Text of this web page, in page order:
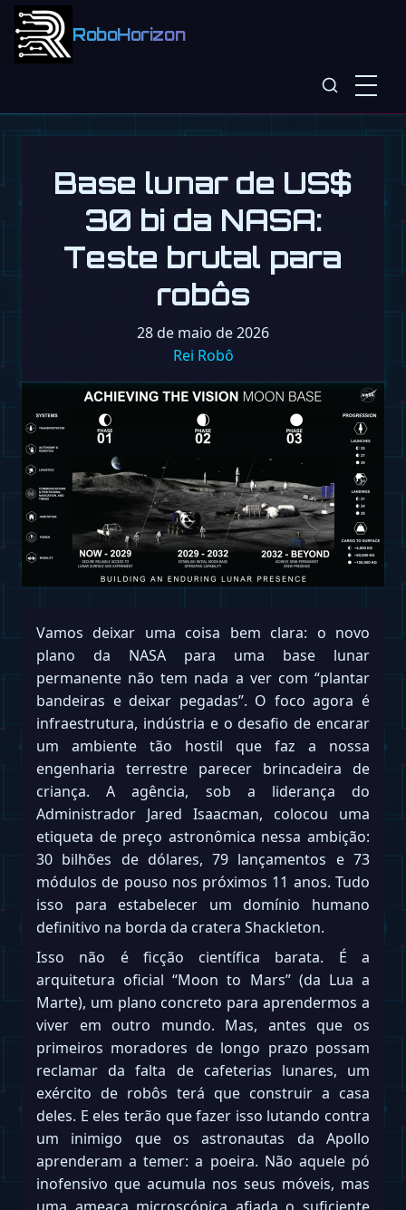
RoboHorizon
Base lunar de US$
30 bi da NASA:
Teste brutal para
robôs
28 de maio de 2026
Rei Robô
Vamos deixar uma coisa bem clara: o novo
plano da NASA para uma base lunar
permanente não tem nada a ver com “plantar
bandeiras e deixar pegadas”. O foco agora é
infraestrutura, indústria e o desafio de encarar
um ambiente tão hostil que faz a nossa
engenharia terrestre parecer brincadeira de
criança. A agência, sob a liderança do
Administrador Jared Isaacman, colocou uma
etiqueta de preço astronômica nessa ambição:
30 bilhões de dólares, 79 lançamentos e 73
módulos de pouso nos próximos 11 anos. Tudo
isso para estabelecer um domínio humano
definitivo na borda da cratera Shackleton.
Isso não é ficção científica barata. É a
arquitetura oficial “Moon to Mars” (da Lua a
Marte), um plano concreto para aprendermos a
viver em outro mundo. Mas, antes que os
primeiros moradores de longo prazo possam
reclamar da falta de cafeterias lunares, um
exército de robôs terá que construir a casa
deles. E eles terão que fazer isso lutando contra
um inimigo que os astronautas da Apollo
aprenderam a temer: a poeira. Não aquele pó
inofensivo que acumula nos seus móveis, mas